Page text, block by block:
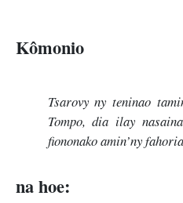
Kômonio
Tsarovy ny teninao
Tompo, dia ilay
fiononako amin’ny
na hoe: